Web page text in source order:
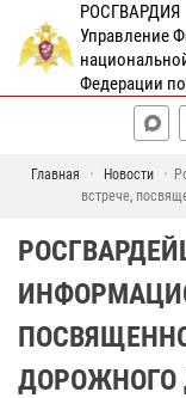
РОСГВАРДИЯ
Управление
Федерации
Главная Новости
встрече,
ДОРОЖНОГО